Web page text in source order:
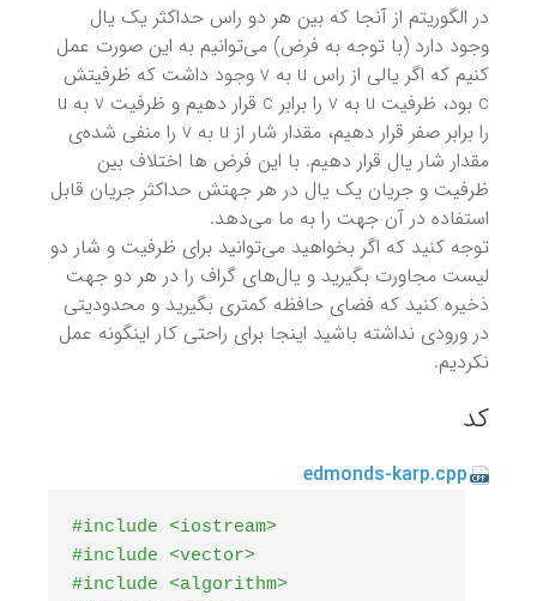
در الگوریتم از آنجا که بین هر دو راس حداکثر یک یال
وجود دارد (با توجه به فرض)‌ می‌توانیم به این صورت عمل
کنیم که اگر یالی از راس u به v وجود داشت که ظرفیتش
c بود،‌ ظرفیت u به v را برابر c قرار دهیم و ظرفیت v به u
را برابر صفر قرار دهیم، مقدار شار از u به v را منفی شده‌ی
مقدار شار یال قرار دهیم. با این فرض ها اختلاف بین
ظرفیت و جریان یک یال در هر جهتش حداکثر جریان قابل
استفاده در آن جهت را به ما می‌دهد.
توجه کنید که اگر بخواهید می‌توانید برای ظرفیت و شار دو
لیست مجاورت بگیرید و یال‌های گراف را در هر دو جهت
ذخیره کنید که فضای حافظه کمتری بگیرید و محدودیتی
در ورودی نداشته باشید اینجا برای راحتی کار اینگونه عمل
نکردیم.
کد
edmonds-karp.cpp
#include <iostream>
#include <vector>
#include <algorithm>